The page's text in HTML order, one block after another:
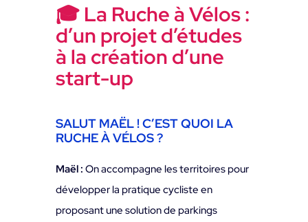
🎓 La Ruche à Vélos :
d’un projet d’études
à la création d’une
start-up
SALUT MAËL ! C’EST QUOI LA
RUCHE À VÉLOS ?
Maël : On accompagne les territoires pour
développer la pratique cycliste en
proposant une solution de parkings